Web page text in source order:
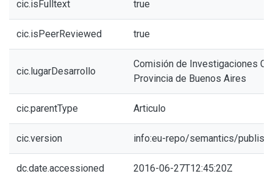
cic.isFulltext true
cic.isPeerReviewed true
cic.lugarDesarrollo
Comisión de Investigaciones
Provincia de Buenos Aires
cic.parentType Articulo
cic.version info:eu-repo/semantics/
dc.date.accessioned 2016-06-27T12:45:20Z